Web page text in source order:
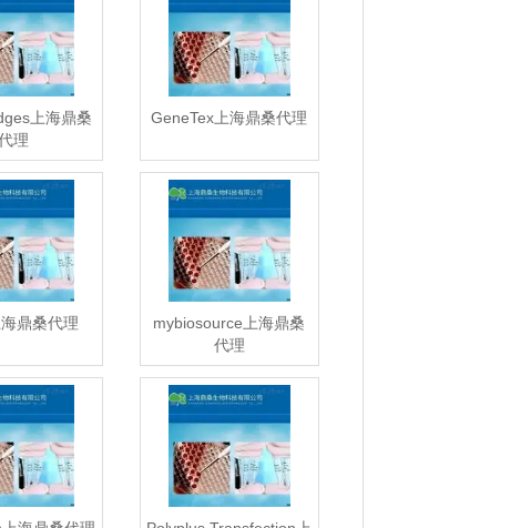
上海鼎桑
理
GeneTex上海鼎桑代理
鼎桑代理
mybiosource上海鼎桑
代理